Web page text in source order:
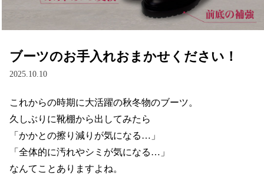
ブーツのお手入れおまかせください！
2025.10.10
これからの時期に大活躍の秋冬物のブーツ。
久しぶりに靴棚から出してみたら
「かかとの擦り減りが気になる…」
「全体的に汚れやシミが気になる…」
なんてことありますよね。